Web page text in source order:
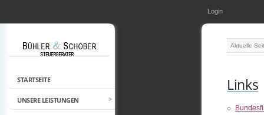
Login
STARTSEITE
UNSERE LEISTUNGEN
Aktuelle
Links